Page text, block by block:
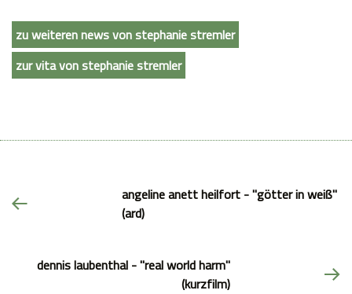
zu weiteren news von stephanie stremler
zur vita von stephanie stremler
angeline anett heilfort - "götter in weiß"
(ard)
dennis laubenthal - "real world harm"
(kurzfilm)